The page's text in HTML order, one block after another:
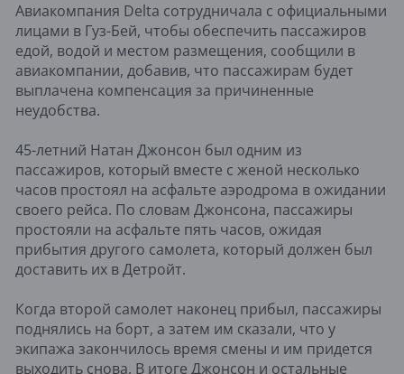
Авиакомпания Delta сотрудничала с официальными
лицами в Гуз-Бей, чтобы обеспечить пассажиров
едой, водой и местом размещения, сообщили в
авиакомпании, добавив, что пассажирам будет
выплачена компенсация за причиненные
неудобства.
45-летний Натан Джонсон был одним из
пассажиров, который вместе с женой несколько
часов простоял на асфальте аэродрома в ожидании
своего рейса. По словам Джонсона, пассажиры
простояли на асфальте пять часов, ожидая
прибытия другого самолета, который должен был
доставить их в Детройт.
Когда второй самолет наконец прибыл, пассажиры
поднялись на борт, а затем им сказали, что у
экипажа закончилось время смены и им придется
выходить снова. В итоге Джонсон и остальные